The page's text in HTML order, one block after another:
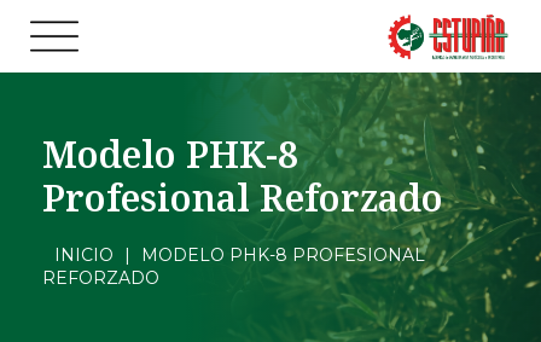
Modelo PHK-8
Profesional Reforzado
INICIO |
MODELO PHK-8 PROFESIONAL
REFORZADO